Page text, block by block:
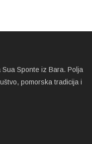
Sponte iz Bara. Polja
pomorska tradicija i